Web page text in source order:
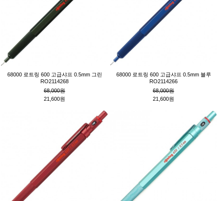
68000 로트링 600 고급샤프 0.5mm 그린
RO2114268
68,000원
21,600원
68000 로트링 600 고급샤프 0.5mm 블루
RO2114266
68,000원
21,600원